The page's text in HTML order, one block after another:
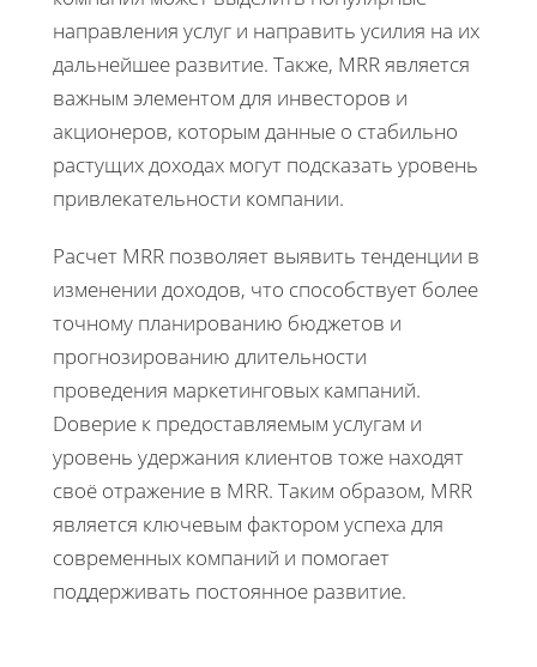
направления услуг и направить усилия на их
дальнейшее развитие. Также, MRR является
важным элементом для инвесторов и
акционеров, которым данные о стабильно
растущих доходах могут подсказать уровень
привлекательности компании.
Расчет MRR позволяет выявить тенденции в
изменении доходов, что способствует более
точному планированию бюджетов и
прогнозированию длительности
проведения маркетинговых кампаний.
Dоверие к предоставляемым услугам и
уровень удержания клиентов тоже находят
своё отражение в MRR. Таким образом, MRR
является ключевым фактором успеха для
современных компаний и помогает
поддерживать постоянное развитие.